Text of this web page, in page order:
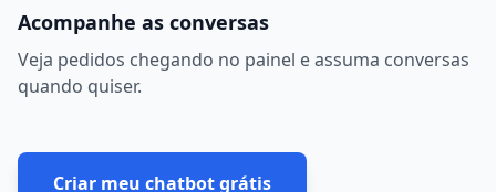
Acompanhe as conversas
Veja pedidos chegando no painel e assuma conversas
quando quiser.
Criar meu chatbot grátis